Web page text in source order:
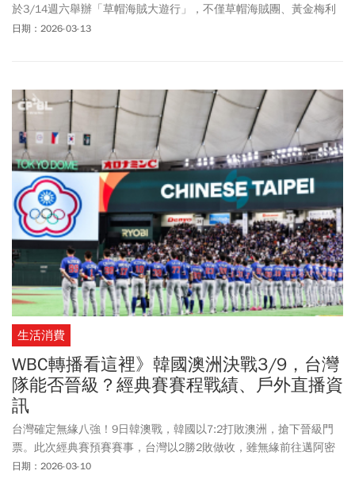
於3/14週六舉辦「草帽海賊大遊行」，不僅草帽海賊團、黃金梅利
號、巨鯨拉布都將現身，更夢幻聯動請「鎮瀾宮媽祖」一路護航，
日期：2026-03-13
生活消費
WBC轉播看這裡》韓國澳洲決戰3/9，台灣
隊能否晉級？經典賽賽程戰績、戶外直播資
訊
台灣確定無緣八強！9日韓澳戰，韓國以7:2打敗澳洲，搶下晉級門
票。此次經典賽預賽賽事，台灣以2勝2敗做收，雖無緣前往邁阿密
與其他棒球強權一戰，仍打出漂亮一役，更首次在經典賽賽事中擊
日期：2026-03-10